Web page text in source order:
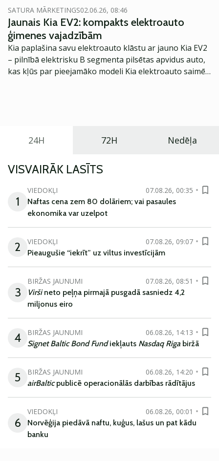
kara sākšanos Ukrainā, akciju tirgi noslēdza ar
nelieliem kritumiem vai pat kāpumiem.
SATURA MĀRKETINGS02.06.26, 08:46
Jaunais Kia EV2: kompakts elektroauto
ģimenes vajadzībām
Kia paplašina savu elektroauto klāstu ar jauno Kia EV2
– pilnībā elektrisku B segmenta pilsētas apvidus auto,
kas kļūs par pieejamāko modeli Kia elektroauto saimē
24H 72H Nedēļa
VISVAIRĀK LASĪTS
1
VIEDOKĻI
07.08.26, 00:35
Naftas cena zem 80 dolāriem; vai pasaules
ekonomika var uzelpot
2 VIEDOKĻI
07.08.26, 09:07
Pieaugušie “iekrīt” uz viltus investīcijām
3
BIRŽAS JAUNUMI
07.08.26, 08:51
Viršineto peļņa pirmajā pusgadā sasniedz 4,2
miljonus eiro
4 BIRŽAS JAUNUMI
06.08.26, 14:13
Signet Baltic Bond Fundiekļauts Nasdaq Riga biržā
5 BIRŽAS JAUNUMI
06.08.26, 14:20
airBalticpublicē operacionālās darbības rādītājus
6
VIEDOKĻI
06.08.26, 00:01
Norvēģija piedāvā naftu, kuģus, lašus un pat kādu
banku